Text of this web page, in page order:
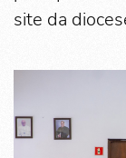
site da